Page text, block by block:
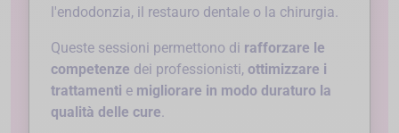
l'endodonzia, il restauro dentale o la chirurgia.
Queste sessioni permettono di rafforzare le
competenze dei professionisti, ottimizzare i
trattamenti e migliorare in modo duraturo la
qualità delle cure.